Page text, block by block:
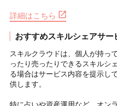
詳細はこちら
おすすめスキルシェアサ
スキルクラウドは、個人が持っ
ったり売ったりできるスキルシ
る場合はサービス内容を提示し
供します。